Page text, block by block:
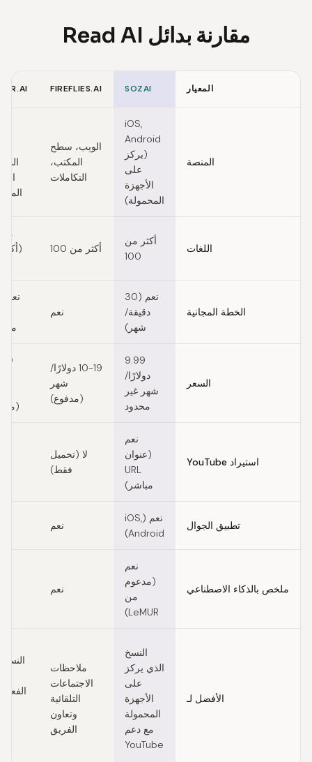
مقارنة بدائل Read AI
المعيار SOZAI
FIREFLIES.AI
المنصة
iOS,
Android
(يركز
على
الأجهزة
المحمولة)
الويب، سطح
المكتب،
التكاملات
اللغات
أكثر من
100
أكثر من 100
الخطة المجانية
نعم (30
دقيقة/
شهر)
نعم
السعر
9.99
دولارًا/
شهر غير
محدود
10-19 دولارًا/
شهر
(مدفوع)
استيراد YouTube
نعم
(عنوان
URL
مباشر)
لا (تحميل
فقط)
تطبيق الجوال
نعم (iOS,
Android)
نعم
ملخص بالذكاء الاصطناعي
نعم
(مدعوم
من
LeMUR)
نعم
الأفضل لـ
النسخ
الذي يركز
على
الأجهزة
المحمولة
مع دعم
YouTube
ملاحظات
الاجتماعات
التلقائية
وتعاون
الفريق